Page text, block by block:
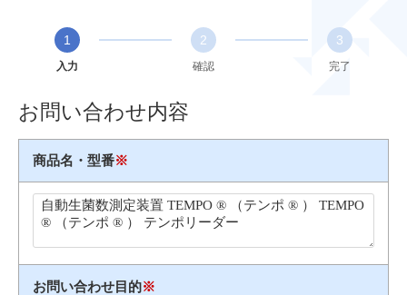
1
入力
2
確認
3
完了
お問い合わせ内容
商品名・型番※
お問い合わせ目的※